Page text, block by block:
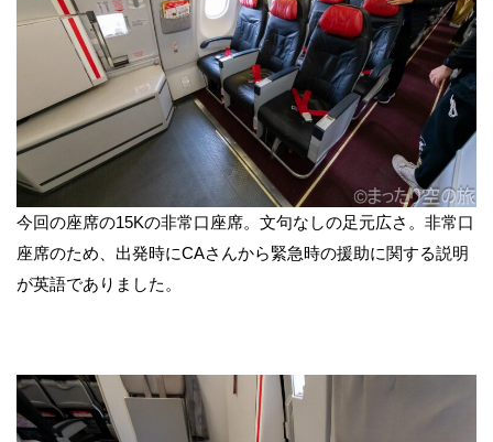
今回の座席の15Kの非常口座席。文句なしの足元広さ。非常口
座席のため、出発時にCAさんから緊急時の援助に関する説明
が英語でありました。